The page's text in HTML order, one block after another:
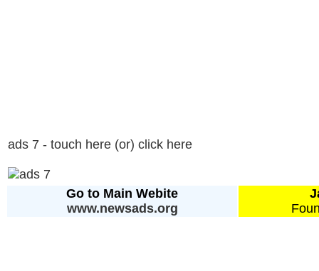
ads 7 - touch here (or) click here
Go to Main Webite
www.newsads.org